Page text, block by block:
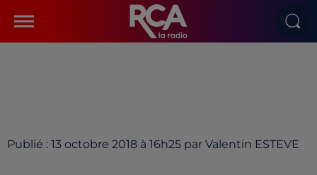
Publié : 13 octobre 2018 à 16h25 par Valentin ESTEVE